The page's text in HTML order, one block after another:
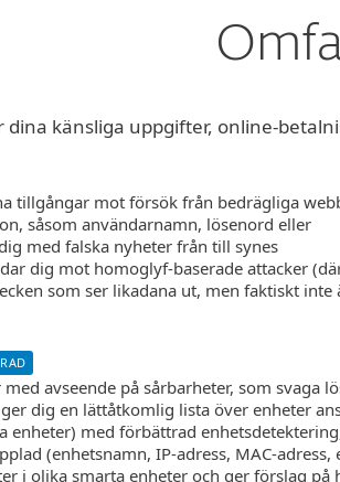
dina känsliga uppgifter, online-
tillgångar mot försök från bedrägliga
såsom användarnamn, lösenord eller
med falska nyheter från till synes
dig mot homoglyf-baserade attacker
som ser likadana ut, men faktiskt inte
avseende på sårbarheter, som svaga
dig en lättåtkomlig lista över enheter
enheter) med förbättrad
(enhetsnamn, IP-adress, MAC-adress,
i olika smarta enheter och ger förslag på